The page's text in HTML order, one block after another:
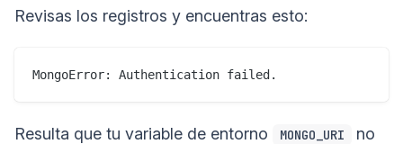
Revisas los registros y encuentras esto:
MongoError: Authentication failed.
Resulta que tu variable de entorno MONGO_URI
no